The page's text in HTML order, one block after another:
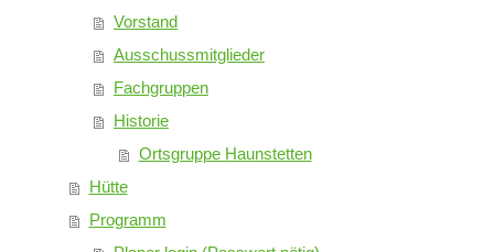
Vorstand
Ausschussmitglieder
Fachgruppen
Historie
Ortsgruppe Haunstetten
Hütte
Programm